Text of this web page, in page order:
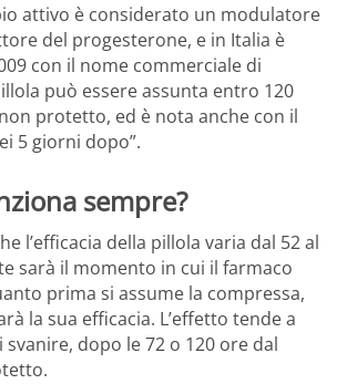
attivo è considerato un modulatore
del progesterone, e in Italia è
con il nome commerciale di
può essere assunta entro 120
protetto, ed è nota anche con il
5 giorni dopo”.
sempre?
l’efficacia della pillola varia dal 52 al
sarà il momento in cui il farmaco
prima si assume la compressa,
la sua efficacia. L’effetto tende a
dopo le 72 o 120 ore dal